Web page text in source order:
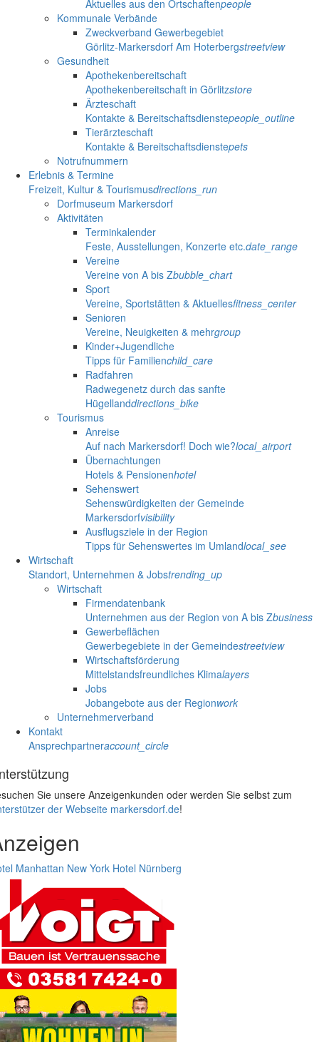
Aktuelles aus den Ortschaftenpeople
Kommunale Verbände
Zweckverband Gewerbegebiet
Görlitz-Markersdorf Am Hoterbergstreetview
Gesundheit
Apothekenbereitschaft
Apothekenbereitschaft in Görlitzstore
Ärzteschaft
Kontakte & Bereitschaftsdienstepeople_outline
Tierärzteschaft
Kontakte & Bereitschaftsdienstepets
Notrufnummern
Erlebnis & Termine
Freizeit, Kultur & Tourismusdirections_run
Dorfmuseum Markersdorf
Aktivitäten
Terminkalender
Feste, Ausstellungen, Konzerte etc.date_range
Vereine
Vereine von A bis Zbubble_chart
Sport
Vereine, Sportstätten & Aktuellesfitness_center
Senioren
Vereine, Neuigkeiten & mehrgroup
Kinder+Jugendliche
Tipps für Familienchild_care
Radfahren
Radwegenetz durch das sanfte
Hügellanddirections_bike
Tourismus
Anreise
Auf nach Markersdorf! Doch wie?local_airport
Übernachtungen
Hotels & Pensionenhotel
Sehenswert
Sehenswürdigkeiten der Gemeinde
Markersdorfvisibility
Ausflugsziele in der Region
Tipps für Sehenswertes im Umlandlocal_see
Wirtschaft
Standort, Unternehmen & Jobstrending_up
Wirtschaft
Firmendatenbank
Unternehmen aus der Region von A bis Zbusiness
Gewerbeflächen
Gewerbegebiete in der Gemeindestreetview
Wirtschaftsförderung
Mittelstandsfreundliches Klimalayers
Jobs
Jobangebote aus der Regionwork
Unternehmerverband
Kontakt
Ansprechpartneraccount_circle
Sie unsere Anzeigenkunden oder werden Sie selbst zum
der Webseite markersdorf.de!
Manhattan New York Hotel Nürnberg